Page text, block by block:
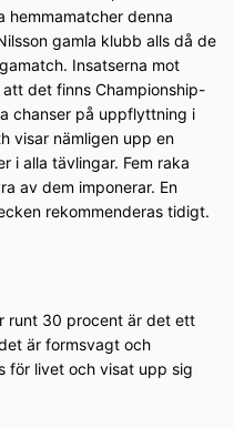
hemmamatcher denna
gamla klubb alls då de
Insatserna mot
det finns Championship-
chanser på uppflyttning i
visar nämligen upp en
i alla tävlingar. Fem raka
av dem imponerar. En
rekommenderas tidigt.
runt 30 procent är det ett
är formsvagt och
för livet och visat upp sig